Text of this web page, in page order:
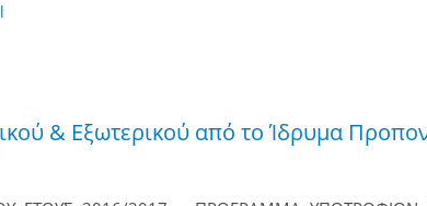
& Εξωτερικού από το Ίδρυμα